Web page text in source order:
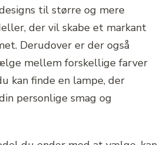
til større og mere
der vil skabe et markant
Derudover er der også
mellem forskellige farver
kan finde en lampe, der
personlige smag og